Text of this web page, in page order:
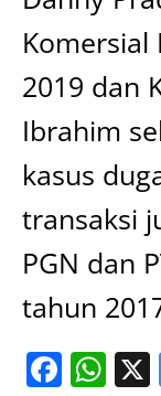
Komersial
2019 dan
Ibrahim
kasus
transaksi
PGN dan
tahun